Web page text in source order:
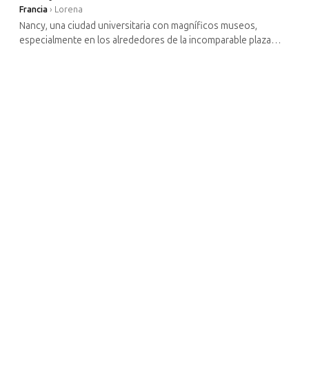
Francia › Lorena
Nancy, una ciudad universitaria con magníficos museos,
especialmente en los alrededores de la incomparable plaza